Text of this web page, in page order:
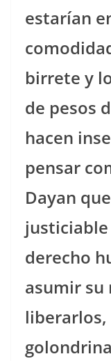
estarían
birrete y
de pesos
hacen
pensar
Dayan
justiciable
derecho
asumir su
liberarlos,